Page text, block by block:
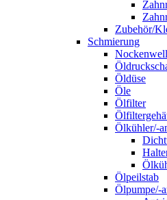
Zubehör/
Schmierung
Öldüse
Öle
Ölfilter
Ölkühler/-
Ölpeilstab
Ölpumpe/-